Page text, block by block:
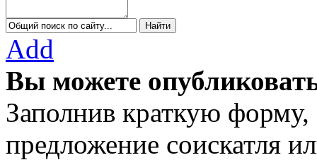
Add
Вы можете
Заполнив краткую
предложение соискатля